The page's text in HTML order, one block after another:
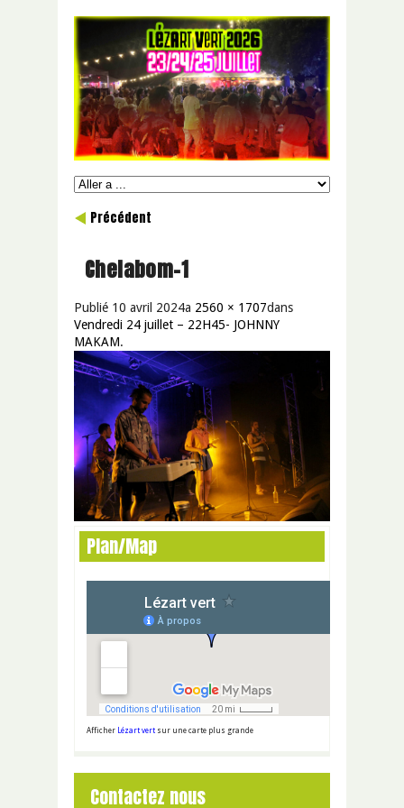
Précédent
Chelabom-1
Publié 10 avril 2024a 2560 × 1707dans
Vendredi 24 juillet – 22H45- JOHNNY
MAKAM.
Plan/Map
Afficher Lézart vert sur une carte plus grande
Contactez nous